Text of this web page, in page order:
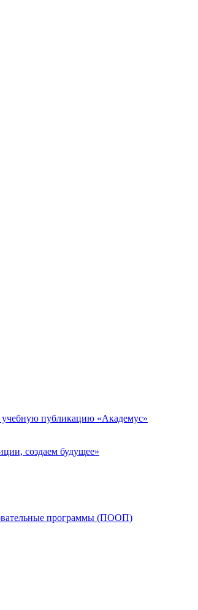
публикацию «Академус»
создаем будущее»
программы (ПООП)